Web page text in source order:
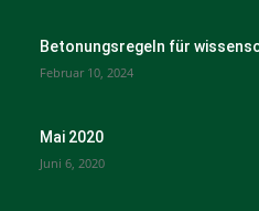
Betonungsregeln für
Februar 10, 2024
Mai 2020
Juni 6, 2020